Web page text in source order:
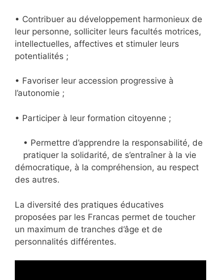
• Contribuer au développement harmonieux de
leur personne, solliciter leurs facultés motrices,
intellectuelles, affectives et stimuler leurs
potentialités ;
• Favoriser leur accession progressive à
l’autonomie ;
• Participer à leur formation citoyenne ;
• Permettre d’apprendre la responsabilité, de
pratiquer la solidarité, de s’entraîner à la vie
démocratique, à la compréhension, au respect
des autres.
La diversité des pratiques éducatives
proposées par les Francas permet de toucher
un maximum de tranches d’âge et de
personnalités différentes.